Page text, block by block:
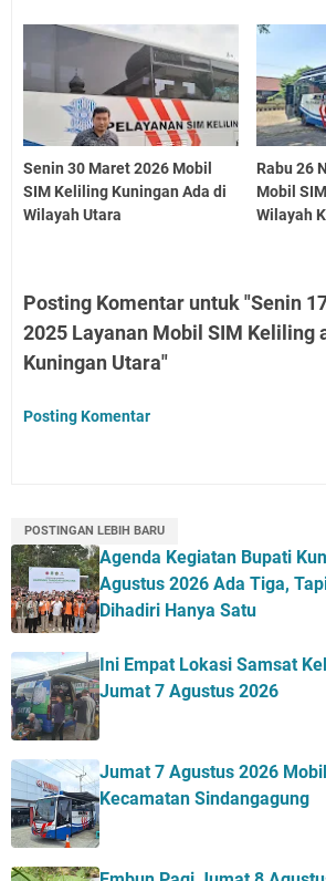
Senin 30 Maret 2026 Mobil
SIM Keliling Kuningan Ada di
Wilayah Utara
Rabu 26
Mobil
Wilayah
Posting Komentar untuk "Senin
2025 Layanan Mobil SIM Keliling
Kuningan Utara"
Posting Komentar
POSTINGAN LEBIH BARU
Agenda Kegiatan Bupati
Agustus 2026 Ada Tiga,
Dihadiri Hanya Satu
Ini Empat Lokasi Samsat
Jumat 7 Agustus 2026
Jumat 7 Agustus 2026
Kecamatan Sindangagung